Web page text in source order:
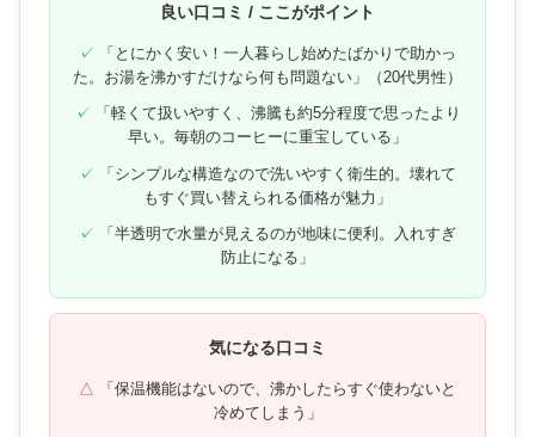
良い口コミ / ここがポイント
「とにかく安い！一人暮らし始めたばかりで助かっ
た。お湯を沸かすだけなら何も問題ない」（20代男性）
「軽くて扱いやすく、沸騰も約5分程度で思ったより
早い。毎朝のコーヒーに重宝している」
「シンプルな構造なので洗いやすく衛生的。壊れて
もすぐ買い替えられる価格が魅力」
「半透明で水量が見えるのが地味に便利。入れすぎ
防止になる」
気になる口コミ
「保温機能はないので、沸かしたらすぐ使わないと
冷めてしまう」